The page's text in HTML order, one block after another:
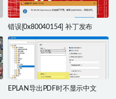
错误[0x80040154] 补丁发布
EPLAN导出PDF时不显示中文